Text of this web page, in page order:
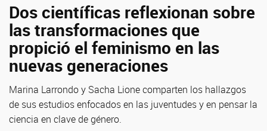
Dos científicas reflexionan sobre
las transformaciones que
propició el feminismo en las
nuevas generaciones
Marina Larrondo y Sacha Lione comparten los hallazgos
de sus estudios enfocados en las juventudes y en pensar la
ciencia en clave de género.